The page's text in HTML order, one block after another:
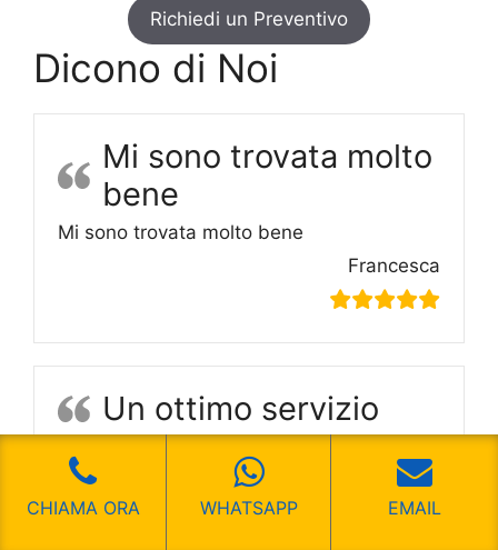
Richiedi un Preventivo
Dicono di Noi
Mi sono trovata molto
bene
Mi sono trovata molto bene
Francesca
Un ottimo servizio
Un ottimo servizio
Luca
CHIAMA ORA
WHATSAPP EMAIL